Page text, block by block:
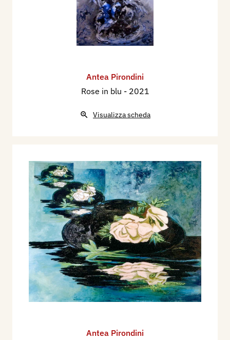
Antea Pirondini
Rose in blu - 2021
Visualizza scheda
Antea Pirondini